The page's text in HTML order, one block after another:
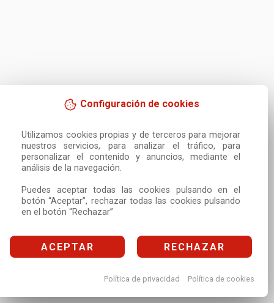
Configuración de cookies
Utilizamos cookies propias y de terceros para mejorar
nuestros servicios, para analizar el tráfico, para
personalizar el contenido y anuncios, mediante el
análisis de la navegación.
Puedes aceptar todas las cookies pulsando en el
botón “Aceptar”, rechazar todas las cookies pulsando
en el botón “Rechazar”
ACEPTAR RECHAZAR
Política de privacidad Política de cookies